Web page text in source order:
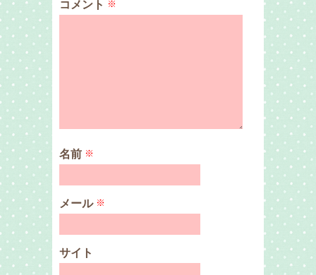
コメント ※
名前 ※
メール ※
サイト